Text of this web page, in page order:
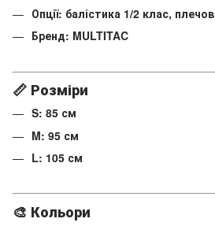
Опції: балістика 1/2 клас,
Бренд: MULTITAC
📏 Розміри
S: 85 см
M: 95 см
L: 105 см
🎨 Кольори